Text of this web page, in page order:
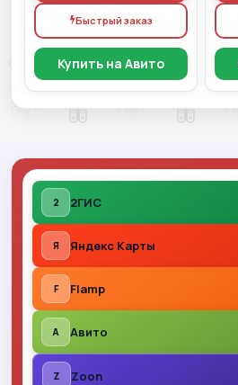
Быстрый заказ
Купить на Авито
2 2ГИС
Я Яндекс Карты
F Flamp
A Авито
Z Zoon